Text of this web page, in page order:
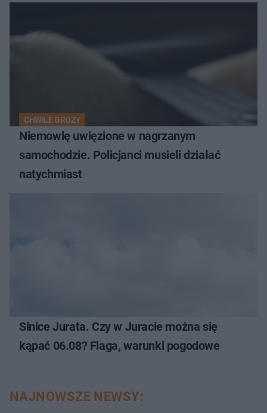
CHWILE GROZY
Niemowlę uwięzione w nagrzanym
samochodzie. Policjanci musieli działać
natychmiast
Sinice Jurata. Czy w Juracie można się
kąpać 06.08? Flaga, warunki pogodowe
NAJNOWSZE NEWSY: